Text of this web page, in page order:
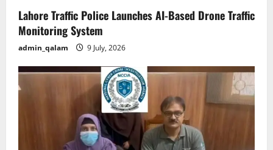
Lahore Traffic Police Launches AI-Based Drone Traffic
Monitoring System
admin_qalam 9 July, 2026